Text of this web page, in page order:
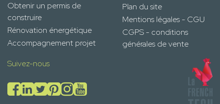
Obtenir un permis de
construire
Rénovation énergétique
Accompagnement projet
Plan du site
Mentions légales - CGU
CGPS - conditions
générales de vente
Suivez-nous